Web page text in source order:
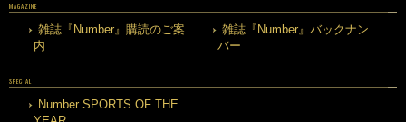
MAGAZINE
雑誌『Number』購読のご案
内
雑誌『Number』バックナン
バー
SPECIAL
Number SPORTS OF THE